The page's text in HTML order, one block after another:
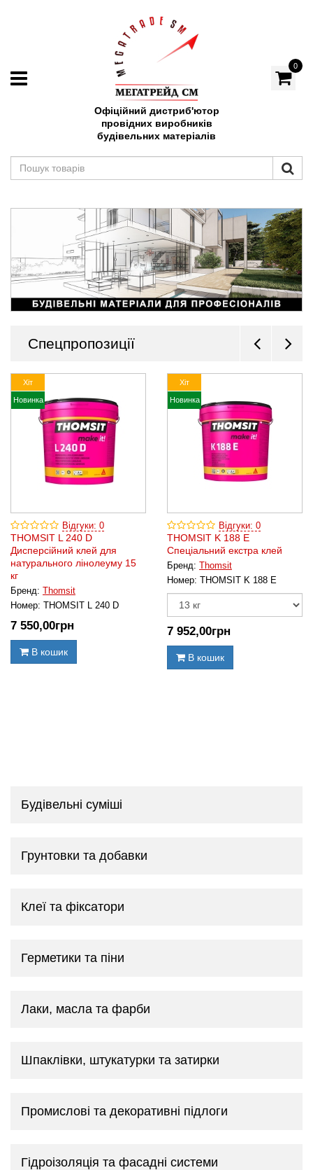
Офіційний дистриб'ютор
провідних виробників
будівельних матеріалів
0
Спецпропозиції
Хіт
Новинка
Відгуки: 0
THOMSIT L 240 D
Дисперсійний клей для
натурального лінолеуму 15
кг
Бренд: Thomsit
Номер: THOMSIT L 240 D
7 550,00грн
В кошик
Хіт
Новинка
Відгуки: 0
THOMSIT K 188 Е
Спеціальний екстра клей
Бренд: Thomsit
Номер: THOMSIT K 188 Е
7 952,00грн
В кошик
Будівельні суміші
Грунтовки та добавки
Клеї та фіксатори
Герметики та піни
Лаки, масла та фарби
Шпаклівки, штукатурки та затирки
Промислові та декоративні підлоги
Гідроізоляція та фасадні системи